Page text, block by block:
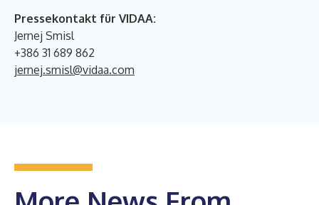
Pressekontakt für VIDAA:
Jernej Smisl
+386 31 689 862
jernej.smisl@vidaa.com